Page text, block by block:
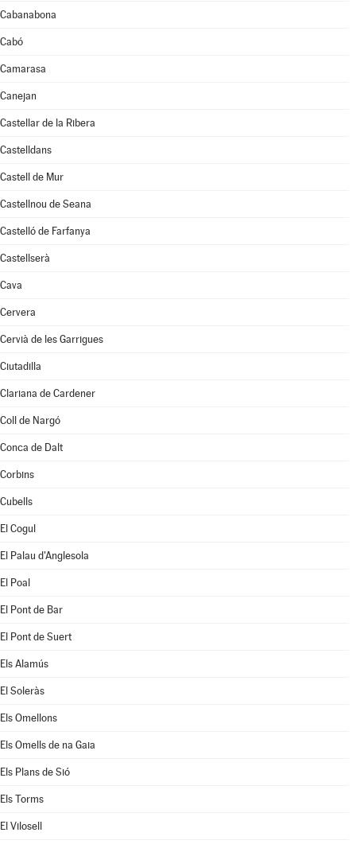
Cabanabona
Cabó
Camarasa
Canejan
Castellar de la Ribera
Castelldans
Castell de Mur
Castellnou de Seana
Castelló de Farfanya
Castellserà
Cava
Cervera
Cervià de les Garrigues
Ciutadilla
Clariana de Cardener
Coll de Nargó
Conca de Dalt
Corbins
Cubells
El Cogul
El Palau d'Anglesola
El Poal
El Pont de Bar
El Pont de Suert
Els Alamús
El Soleràs
Els Omellons
Els Omells de na Gaia
Els Plans de Sió
Els Torms
El Vilosell